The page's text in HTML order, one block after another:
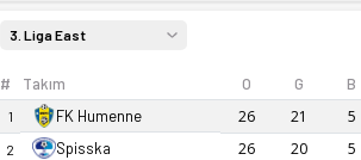
3. Liga East
# Takım O G B
1 FK Humenne 26 21 5
2 Spisska 26 20 5